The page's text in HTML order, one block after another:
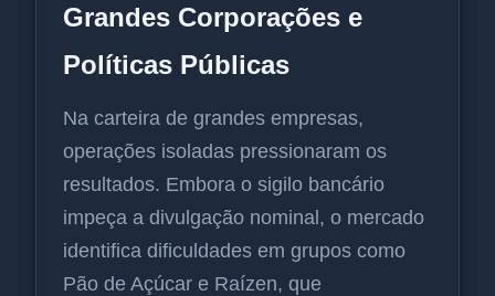
Grandes Corporações e
Políticas Públicas
Na carteira de grandes empresas,
operações isoladas pressionaram os
resultados. Embora o sigilo bancário
impeça a divulgação nominal, o mercado
identifica dificuldades em grupos como
Pão de Açúcar e Raízen, que